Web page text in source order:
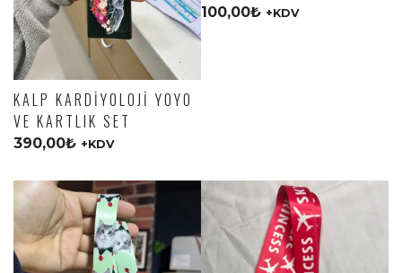
KALP KARDIYOLOJI YOYO
VE KARTLIK SET
390,00₺ +KDV
100,00₺ +KDV